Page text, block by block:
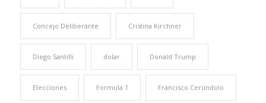
Concejo Deliberante Cristina Kirchner
Diego Santilli dolar Donald Trump
Elecciones Formula 1 Francisco Cerúndolo